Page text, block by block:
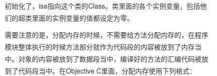
初始化了，isa指向这个类的Class。类里面的各个实例变量，包括他
们的超类里面的实例变量的值都设定为零。
需要注意的是，分配内存的时候，不需要给方法分配内存的，在程序
模块整体执行的时候方法部分就作为代码段的内容被放到了内存当
中。对象的内容被放到了数据段当中，编译好的方法的汇编代码被放
到了代码段当中。在Objective C里面，分配内存使用下列格式：